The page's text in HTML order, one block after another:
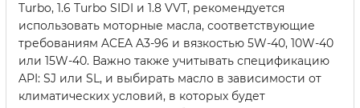
Turbo, 1.6 Turbo SIDI и 1.8 VVT, рекомендуется
использовать моторные масла, соответствующие
требованиям ACEA A3-96 и вязкостью 5W-40, 10W-40
или 15W-40. Важно также учитывать спецификацию
API: SJ или SL, и выбирать масло в зависимости от
климатических условий, в которых будет